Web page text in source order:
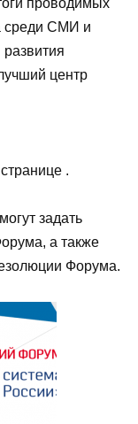
среди СМИ и
центр
.
задать
а также
Форума.